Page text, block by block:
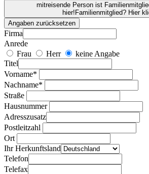
mitreisende Person ist
hier!Familienmitglied? Hier
Angaben zurücksetzen
Firma
Anrede
Frau
Herr
keine Angabe
Titel
Vorname*
Nachname*
Straße
Hausnummer
Adresszusatz
Postleitzahl
Ort
Ihr Herkunftsland
Telefon
Telefax